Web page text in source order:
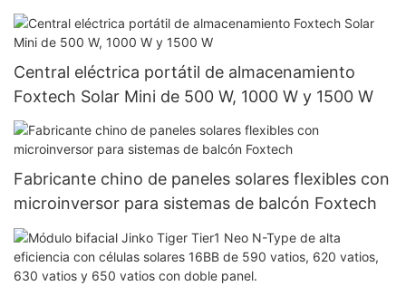
luz de calle solar integrada todo en uno.
Central eléctrica portátil de almacenamiento
Foxtech Solar Mini de 500 W, 1000 W y 1500 W
Fabricante chino de paneles solares flexibles con
microinversor para sistemas de balcón Foxtech